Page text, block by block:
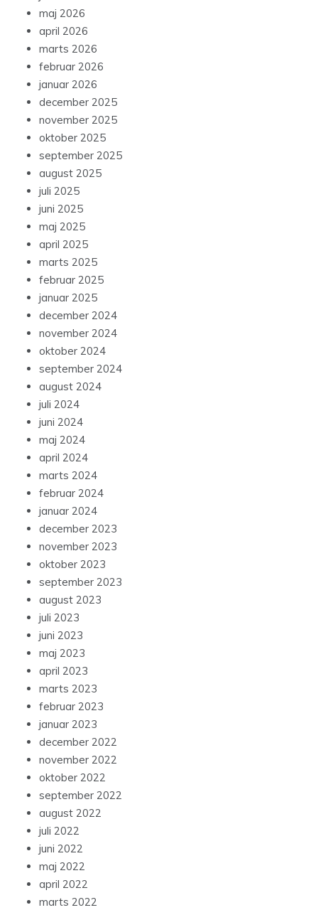
maj 2026
april 2026
marts 2026
februar 2026
januar 2026
december 2025
november 2025
oktober 2025
september 2025
august 2025
juli 2025
juni 2025
maj 2025
april 2025
marts 2025
februar 2025
januar 2025
december 2024
november 2024
oktober 2024
september 2024
august 2024
juli 2024
juni 2024
maj 2024
april 2024
marts 2024
februar 2024
januar 2024
december 2023
november 2023
oktober 2023
september 2023
august 2023
juli 2023
juni 2023
maj 2023
april 2023
marts 2023
februar 2023
januar 2023
december 2022
november 2022
oktober 2022
september 2022
august 2022
juli 2022
juni 2022
maj 2022
april 2022
marts 2022